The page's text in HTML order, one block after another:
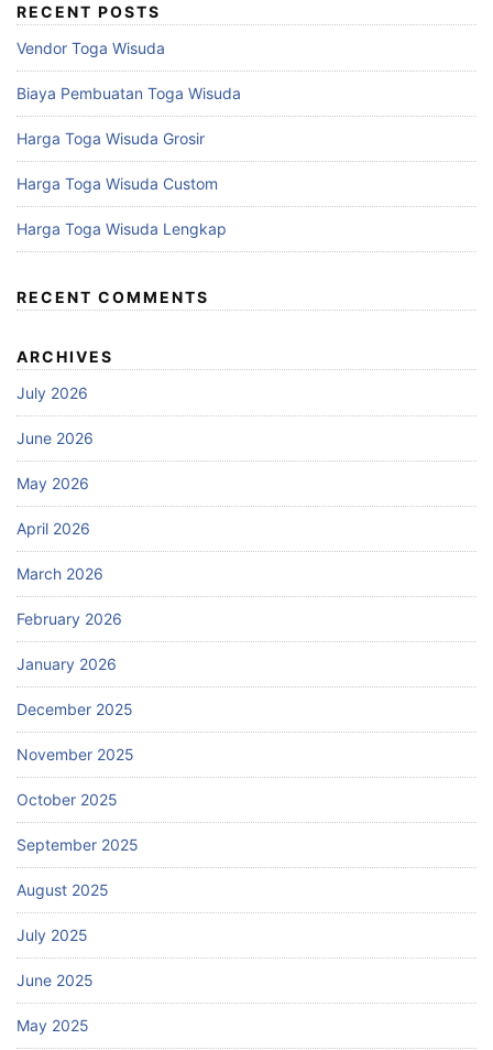
RECENT POSTS
Vendor Toga Wisuda
Biaya Pembuatan Toga Wisuda
Harga Toga Wisuda Grosir
Harga Toga Wisuda Custom
Harga Toga Wisuda Lengkap
RECENT COMMENTS
ARCHIVES
July 2026
June 2026
May 2026
April 2026
March 2026
February 2026
January 2026
December 2025
November 2025
October 2025
September 2025
August 2025
July 2025
June 2025
May 2025